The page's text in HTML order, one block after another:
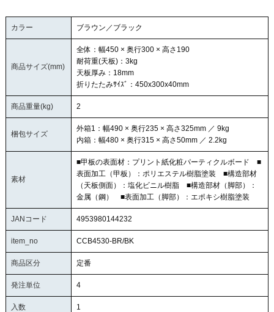
カラー ブラウン／ブラック
商品サイズ(mm)
全体：幅450 × 奥行300 × 高さ190
耐荷重(天板)：3kg
天板厚み：18mm
折りたたみｻｲｽﾞ：450x300x40mm
商品重量(kg) 2
梱包サイズ
外箱1：幅490 × 奥行235 × 高さ325mm ／ 9kg
内箱：幅480 × 奥行315 × 高さ50mm ／ 2.2kg
素材
■甲板の表面材：プリント紙化粧パーティクルボード ■
表面加工（甲板）：ポリエステル樹脂塗装 ■構造部材
（天板側面）：塩化ビニル樹脂 ■構造部材（脚部）：
金属（鋼） ■表面加工（脚部）：エポキシ樹脂塗装
JANコード 4953980144232
item_no CCB4530-BR/BK
商品区分 定番
発注単位 4
入数 1